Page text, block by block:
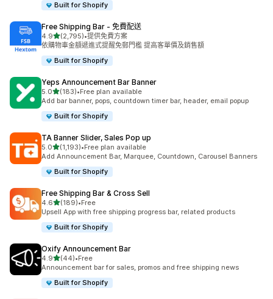
Built for Shopify
Free Shipping Bar ‑ 免費配送
4.9滿分 5 顆星
(2,795)
共有 2795 則評價
•提供免費方案
依購物車金額遞進式提醒免郵門檻 提高客單價及銷售額
Built for Shopify
Yeps Announcement Bar Banner
5.0滿分 5 顆星
(183)
共有 183 則評價
•Free plan available
Add bar banner, pops, countdown timer bar, header, email popup
Built for Shopify
TA Banner Slider, Sales Pop up
5.0滿分 5 顆星
(1,193)
共有 1193 則評價
•Free plan available
Add Announcement Bar, Marquee, Countdown, Carousel Banners
Built for Shopify
Free Shipping Bar & Cross Sell
4.6滿分 5 顆星
(189)
共有 189 則評價
•Free
Upsell App with free shipping progress bar, related products
Built for Shopify
Oxify Announcement Bar
4.9滿分 5 顆星
(44)
共有 44 則評價
•Free
Announcement bar for sales, promos and free shipping news
Built for Shopify